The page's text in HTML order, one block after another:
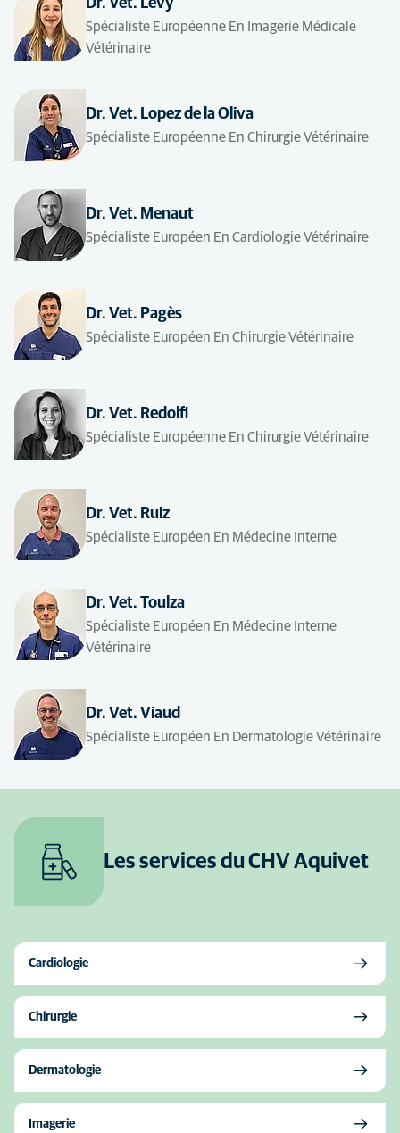
Spécialiste Européenne En Imagerie Médicale
Vétérinaire
Dr. Vet. Lopez de la Oliva
Spécialiste Européenne En Chirurgie Vétérinaire
Dr. Vet. Menaut
Spécialiste Européen En Cardiologie Vétérinaire
Dr. Vet. Pagès
Spécialiste Européen En Chirurgie Vétérinaire
Dr. Vet. Redolfi
Spécialiste Européenne En Chirurgie Vétérinaire
Dr. Vet. Ruiz
Spécialiste Européen En Médecine Interne
Dr. Vet. Toulza
Spécialiste Européen En Médecine Interne
Vétérinaire
Dr. Vet. Viaud
Spécialiste Européen En Dermatologie Vétérinaire
Les services du CHV Aquivet
Cardiologie
Chirurgie
Dermatologie
Imagerie